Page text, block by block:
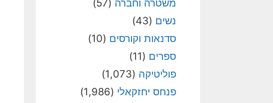
משטרה וחברה (57)
נשים (43)
סדנאות וקורסים (10)
ספרים (11)
פוליטיקה (1,073)
פנחס יחזקאלי (1,986)